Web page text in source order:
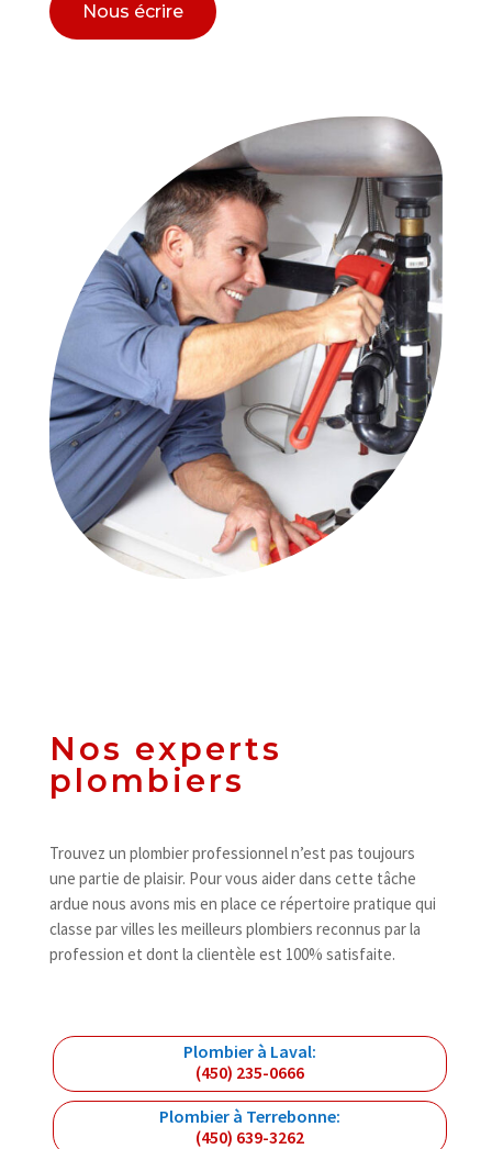
Nous écrire
Nos experts
plombiers
Trouvez un plombier professionnel n’est pas toujours
une partie de plaisir. Pour vous aider dans cette tâche
ardue nous avons mis en place ce répertoire pratique qui
classe par villes les meilleurs plombiers reconnus par la
profession et dont la clientèle est 100% satisfaite.
Plombier à Laval:
(450) 235-0666
Plombier à Terrebonne:
(450) 639-3262